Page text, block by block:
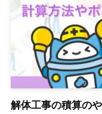
解体工事の積算の